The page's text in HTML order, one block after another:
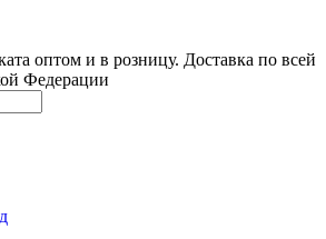
оптом и в розницу. Доставка по всей
Федерации